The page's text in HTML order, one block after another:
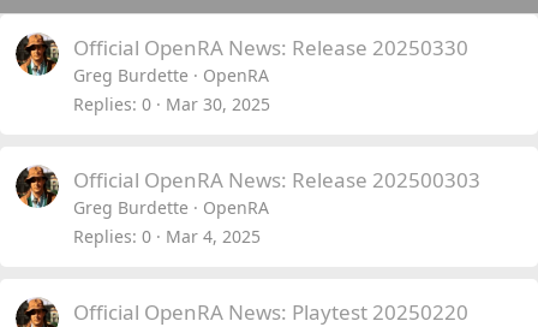
Official OpenRA News: Release 20250330
Greg Burdette
OpenRA
Replies 0 Mar 30, 2025
Official OpenRA News: Release 202500303
Greg Burdette
OpenRA
Replies 0 Mar 4, 2025
Official OpenRA News: Playtest 20250220